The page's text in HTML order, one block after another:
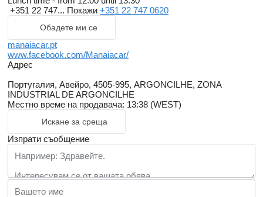
+351 22 747... Покажи +351 22 747 0620
Обадете ми се
manaiacar.pt
www.facebook.com/Manaiacar/
Адрес
Португалия, Авейро, 4505-995, ARGONCILHE, ZONA
INDUSTRIAL DE ARGONCILHE
Местно време на продавача: 13:38 (WEST)
Искане за среща
Изпрати съобщение